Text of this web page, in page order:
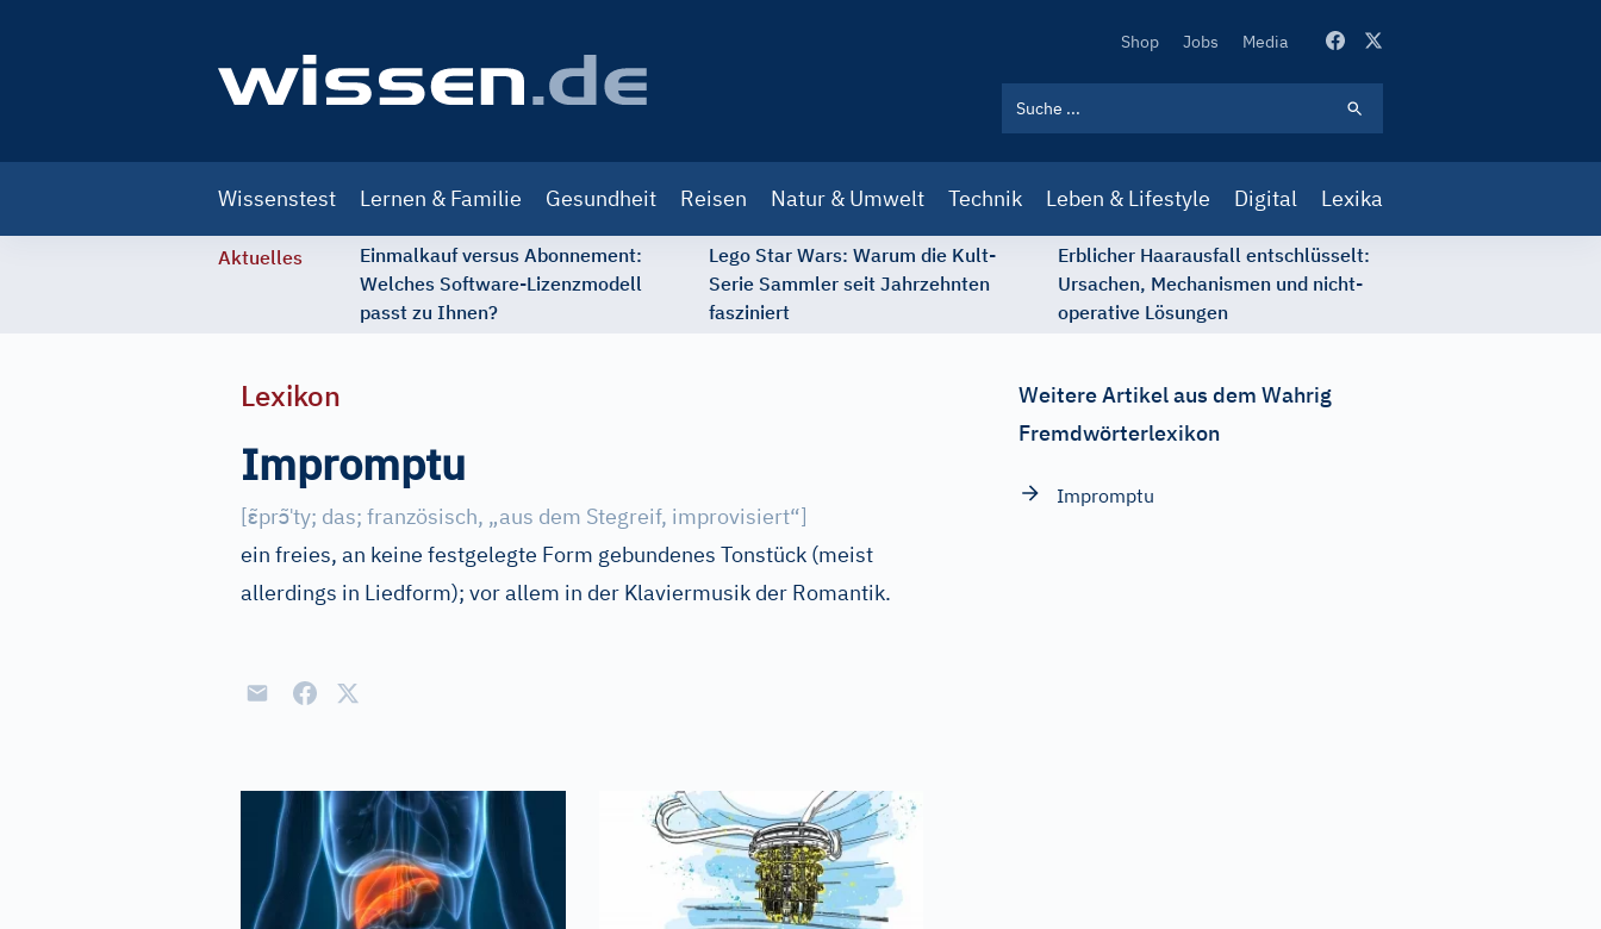
Secondary
Shop Jobs Media
navigation
Wissenstest Lernen & Familie Gesundheit Reisen Natur & Umwelt Technik Leben & Lifestyle Digital Lexika
Aktuelles
Einmalkauf versus Abonnement:
Welches Software-Lizenzmodell
passt zu Ihnen?
Lego Star Wars: Warum die Kult-
Serie Sammler seit Jahrzehnten
fasziniert
Erblicher Haarausfall entschlüsselt:
Ursachen, Mechanismen und nicht-
operative Lösungen
Lexikon
Impromptu
[ɛ̃prɔ̃ˈty; das; französisch, „aus dem Stegreif, improvisiert“]
ein freies, an keine festgelegte Form gebundenes Tonstück (meist
allerdings in Liedform); vor allem in der Klaviermusik der Romantik.
Weitere Artikel aus dem Wahrig
Fremdwörterlexikon
Impromptu